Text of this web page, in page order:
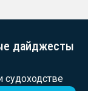
дайджесты
судоходстве